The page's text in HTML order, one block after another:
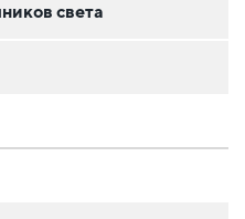
света